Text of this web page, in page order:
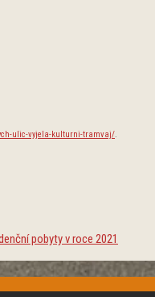
ulic-vyjela-kulturni-tramvaj/.
pobyty v roce 2021